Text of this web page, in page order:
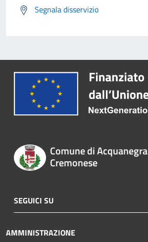
Segnala disservizio
Comune di Acquanegra
Cremonese
SEGUICI SU
AMMINISTRAZIONE